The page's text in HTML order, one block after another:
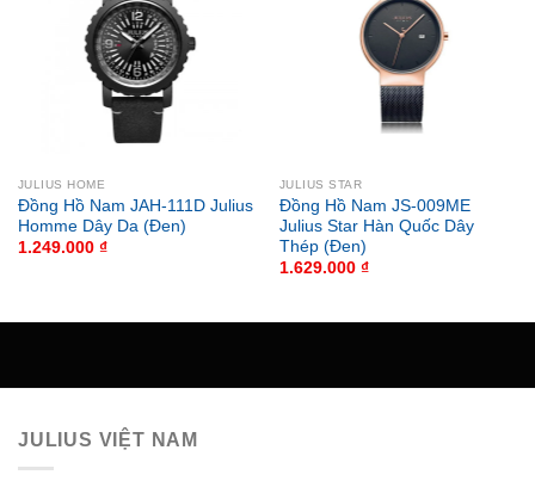
JULIUS HOME
Đồng Hồ Nam JAH-111D Julius
Homme Dây Da (Đen)
1.249.000 ₫
JULIUS STAR
Đồng Hồ Nam JS-009ME
Julius Star Hàn Quốc Dây
Thép (Đen)
1.629.000 ₫
JULIUS VIỆT NAM